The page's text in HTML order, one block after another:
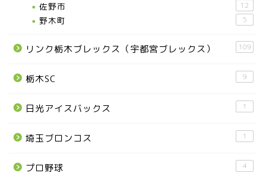
佐野市 12
野木町 5
リンク栃木ブレックス（宇都宮ブレックス） 109
栃木SC 9
日光アイスバックス 1
埼玉ブロンコス 1
プロ野球 4